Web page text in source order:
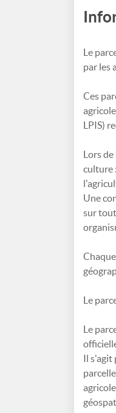
Le
par les
Ces
LPIS)
Lors
culture
Une
sur
Le
Le
Il s'agit